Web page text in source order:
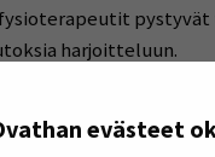
evästeet
pystyvät
harjoitteluun.
Tällöin